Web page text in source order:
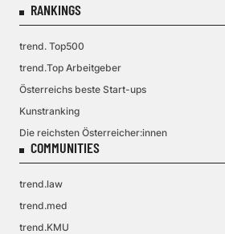
RANKINGS
trend. Top500
trend.Top Arbeitgeber
Österreichs beste Start-ups
Kunstranking
Die reichsten Österreicher:innen
COMMUNITIES
trend.law
trend.med
trend.KMU